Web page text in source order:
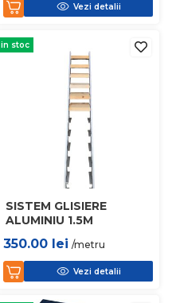
Vezi detalii
in stoc
SISTEM GLISIERE
ALUMINIU 1.5M
350.00 lei /metru
Vezi detalii